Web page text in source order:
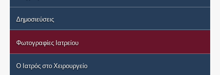
Δημοσιεύσεις
Φωτογραφίες Ιατρείου
Ο Ιατρός στο Χειρουργείο